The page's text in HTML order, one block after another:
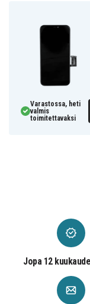
Varastossa, heti
valmis
toimitettavaksi
Jopa 12